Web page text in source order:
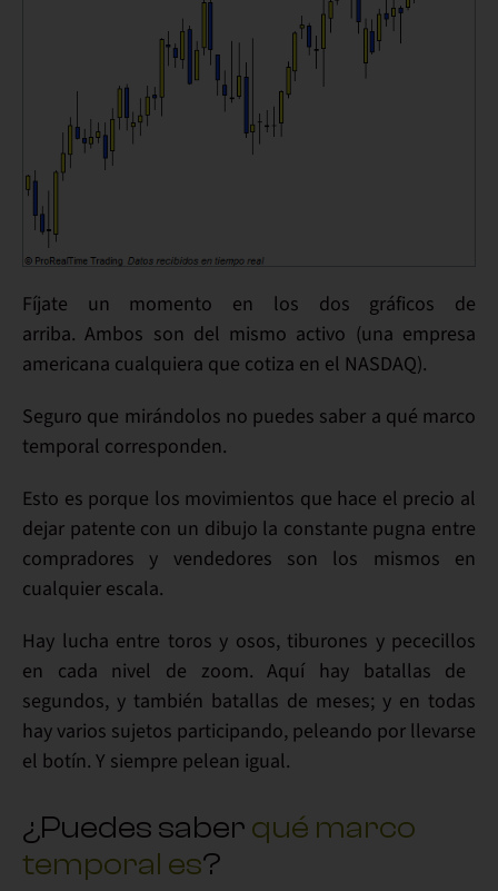
Fíjate un momento en los dos gráficos de
arriba. Ambos son del mismo activo (una empresa
americana cualquiera que cotiza en el NASDAQ).
Seguro que mirándolos no puedes saber a qué marco
temporal corresponden.
Esto es porque los movimientos que hace el precio al
dejar patente con un dibujo la constante pugna entre
compradores y vendedores son los mismos en
cualquier escala.
Hay lucha entre toros y osos, tiburones y pececillos
en cada nivel de zoom. Aquí hay batallas de
segundos, y también batallas de meses; y en todas
hayvarios sujetos participando, peleando por llevarse
el botín. Y siempre pelean igual.
¿Puedes saber qué marco
temporal es?